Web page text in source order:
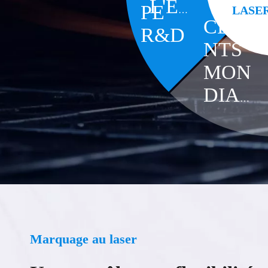
PE
R&D
L'EN
TREP
CLIE
NTS
MON
DIA
UX
Marquage au laser